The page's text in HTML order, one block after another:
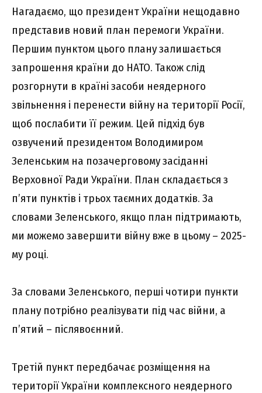
Нагадаємо, що президент України нещодавно
представив новий план перемоги України.
Першим пунктом цього плану залишається
запрошення країни до НАТО. Також слід
розгорнути в країні засоби неядерного
звільнення і перенести війну на території Росії,
щоб послабити її режим. Цей підхід був
озвучений президентом Володимиром
Зеленським на позачерговому засіданні
Верховної Ради України. План складається з
п’яти пунктів і трьох таємних додатків. За
словами Зеленського, якщо план підтримають,
ми можемо завершити війну вже в цьому – 2025-
му році.
За словами Зеленського, перші чотири пункти
плану потрібно реалізувати під час війни, а
п’ятий – післявоєнний.
Третій пункт передбачає розміщення на
території України комплексного неядерного